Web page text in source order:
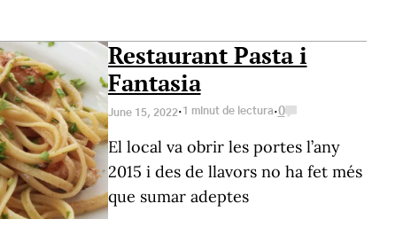
Restaurant Pasta i
Fantasia
June 15, 2022·1 minut de lectura·0
El local va obrir les portes l’any
2015 i des de llavors no ha fet més
que sumar adeptes